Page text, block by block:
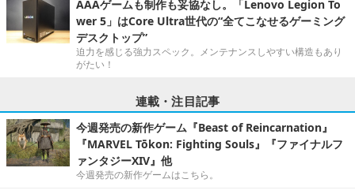
AAAゲームも制作も妥協なし。「Lenovo Legion To
wer 5」はCore Ultra世代の“全てこなせるゲーミング
デスクトップ”
迫力を感じる強力スペック。メンテナンスしやすい構造もあり
がたい！
連載・注目記事
今週発売の新作ゲーム『Beast of Reincarnation』
『MARVEL Tōkon: Fighting Souls』『ファイナルフ
ァンタジーXIV』他
今週発売の新作ゲームはこちら。